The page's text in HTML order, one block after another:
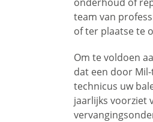
team van
of ter plaatse te
Om te voldoen
dat een door
technicus uw
jaarlijks voorziet